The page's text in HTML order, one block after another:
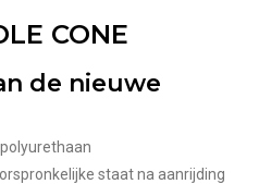
CONE
de nieuwe
staat na aanrijding